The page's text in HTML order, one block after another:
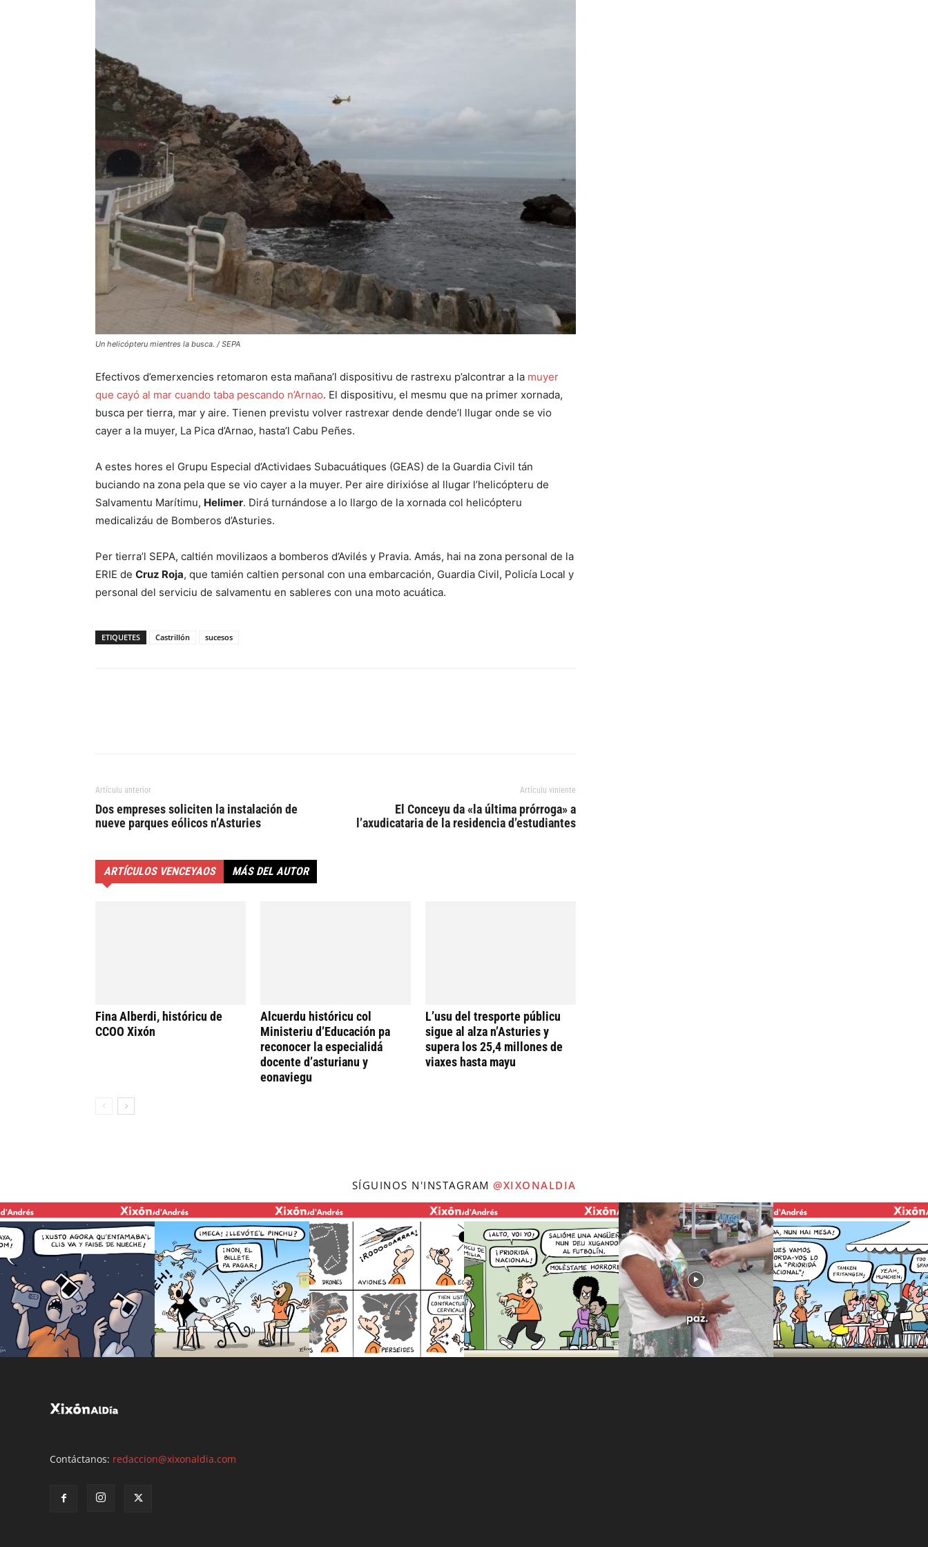
Un helicópteru mientres la busca. / SEPA
Efectivos d’emerxencies retomaron esta mañana’l dispositivu de rastrexu p’alcontrar a la muyer
que cayó al mar cuando taba pescando n’Arnao. El dispositivu, el mesmu que na primer xornada,
busca per tierra, mar y aire. Tienen previstu volver rastrexar dende dende’l llugar onde se vio
cayer a la muyer, La Pica d’Arnao, hasta’l Cabu Peñes.
A estes hores el Grupu Especial d’Actividaes Subacuátiques (GEAS) de la Guardia Civil tán
buciando na zona pela que se vio cayer a la muyer. Per aire dirixióse al llugar l’helicópteru de
Salvamentu Marítimu, Helimer. Dirá turnándose a lo llargo de la xornada col helicópteru
medicalizáu de Bomberos d’Asturies.
Per tierra’l SEPA, caltién movilizaos a bomberos d’Avilés y Pravia. Amás, hai na zona personal de la
ERIE de Cruz Roja, que tamién caltien personal con una embarcación, Guardia Civil, Policía Local y
personal del serviciu de salvamentu en sableres con una moto acuática.
ETIQUETES Castrillón sucesos
Artículu anterior
Dos empreses soliciten la instalación de
nueve parques eólicos n’Asturies
Artículu viniente
El Conceyu da «la última prórroga» a
l’axudicataria de la residencia d’estudiantes
ARTÍCULOS VENCEYAOS MÁS DEL AUTOR
Fina Alberdi, históricu de
CCOO Xixón
Alcuerdu históricu col
Ministeriu d’Educación pa
reconocer la especialidá
docente d’asturianu y
eonaviegu
L’usu del tresporte públicu
sigue al alza n’Asturies y
supera los 25,4 millones de
viaxes hasta mayu
SÍGUINOS N'INSTAGRAM @XIXONALDIA
Contáctanos: redaccion@xixonaldia.com